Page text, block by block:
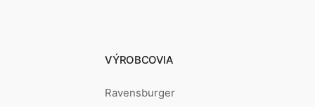
VÝROBCOVIA
Ravensburger